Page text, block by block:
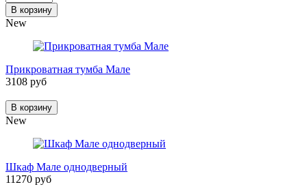
В корзину
New
Прикроватная тумба Мале
3108 руб
В корзину
New
Шкаф Мале однодверный
11270 руб